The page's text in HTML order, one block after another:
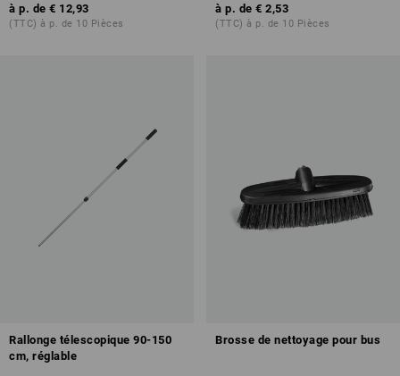
à p. de € 12,93
(TTC) à p. de 10 Pièces
à p. de € 2,53
(TTC) à p. de 10 Pièces
Rallonge télescopique 90-150
cm, réglable
Brosse de nettoyage pour bus